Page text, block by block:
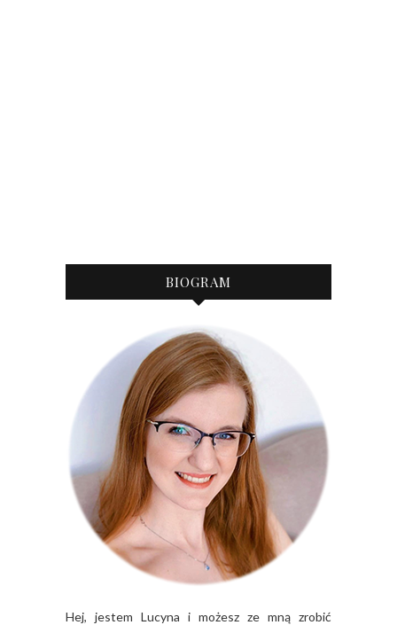
BIOGRAM
Hej, jestem Lucyna i możesz ze mną zrobić